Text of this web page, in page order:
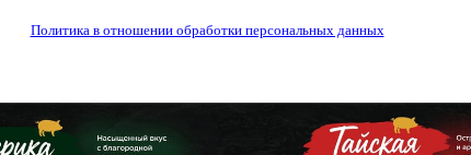
Политика в отношении обработки персональных данных